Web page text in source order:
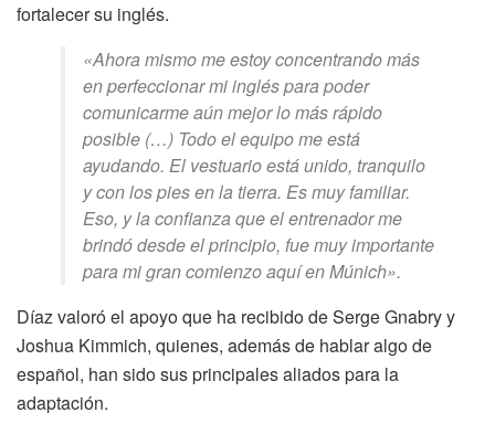
fortalecer su inglés.
«Ahora mismo me estoy concentrando más
en perfeccionar mi inglés para poder
comunicarme aún mejor lo más rápido
posible (…) Todo el equipo me está
ayudando. El vestuario está unido, tranquilo
y con los pies en la tierra. Es muy familiar.
Eso, y la confianza que el entrenador me
brindó desde el principio, fue muy importante
para mi gran comienzo aquí en Múnich».
Díaz valoró el apoyo que ha recibido de Serge Gnabry y
Joshua Kimmich, quienes, además de hablar algo de
español, han sido sus principales aliados para la
adaptación.